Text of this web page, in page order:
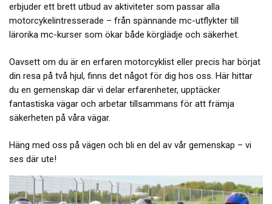
erbjuder ett brett utbud av aktiviteter som passar alla
motorcykelintresserade – från spännande mc-utflykter till
lärorika mc-kurser som ökar både körglädje och säkerhet.
Oavsett om du är en erfaren motorcyklist eller precis har börjat
din resa på två hjul, finns det något för dig hos oss. Här hittar
du en gemenskap där vi delar erfarenheter, upptäcker
fantastiska vägar och arbetar tillsammans för att främja
säkerheten på våra vägar.
Häng med oss på vägen och bli en del av vår gemenskap – vi
ses där ute!